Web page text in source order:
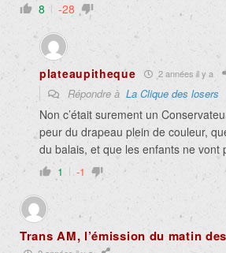
8 -28
plateaupitheque 2 années il y a
Répondre à La Clique des losers
Non c’était surement un
peur du drapeau plein de couleur,
du balais, et que les enfants ne vont
1 -1
Trans AM, l’émission du matin